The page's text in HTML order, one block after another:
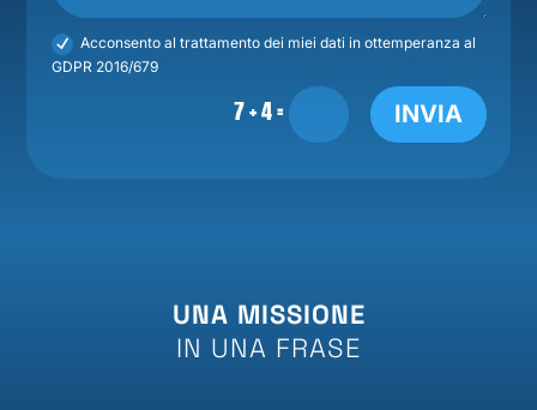
Acconsento al trattamento dei miei dati in ottemperanza al
GDPR 2016/679
7 + 4= INVIA
UNA MISSIONE
IN UNA FRASE